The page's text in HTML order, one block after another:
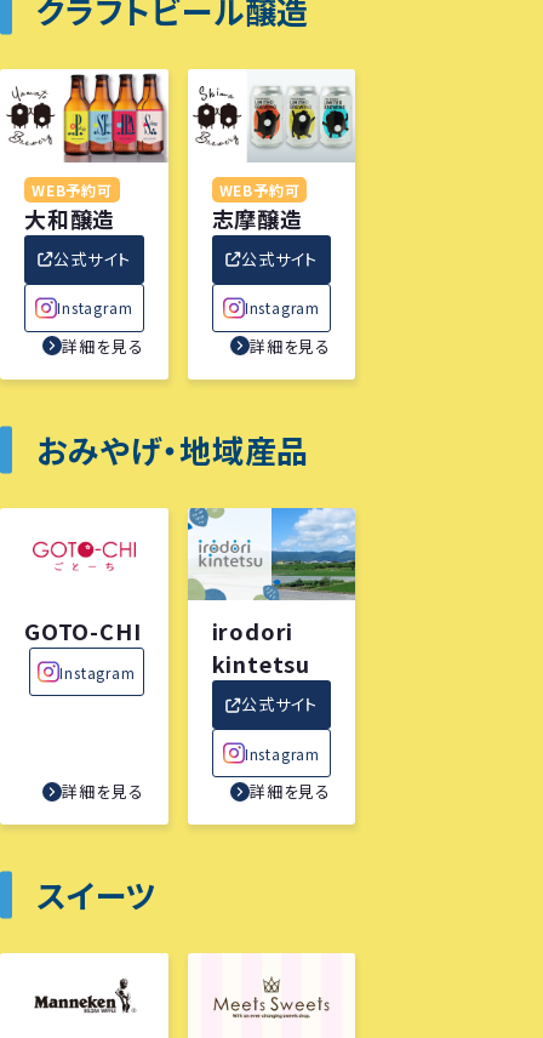
クラフトビール醸造
WEB予約可
大和醸造
公式サイト
Instagram
詳細を見る
WEB予約可
志摩醸造
公式サイト
Instagram
詳細を見る
おみやげ・地域産品
GOTO-CHI
Instagram
詳細を見る
irodori
kintetsu
公式サイト
Instagram
詳細を見る
スイーツ